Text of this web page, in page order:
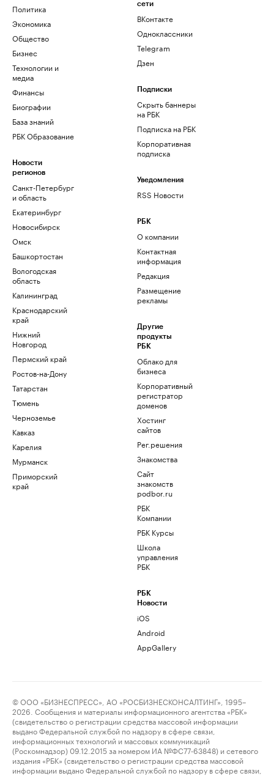
Политика
Экономика
Общество
Бизнес
Технологии и
медиа
Финансы
Биографии
База знаний
РБК Образование
Новости
регионов
Санкт-Петербург
и область
Екатеринбург
Новосибирск
Омск
Башкортостан
Вологодская
область
Калининград
Краснодарский
край
Нижний
Новгород
Пермский край
Ростов-на-Дону
Татарстан
Тюмень
Черноземье
Кавказ
Карелия
Мурманск
Приморский
край
сети
ВКонтакте
Одноклассники
Telegram
Дзен
Подписки
Скрыть баннеры
на РБК
Подписка на РБК
Корпоративная
подписка
Уведомления
RSS Новости
РБК
О компании
Контактная
информация
Редакция
Размещение
рекламы
Другие
продукты
РБК
Облако для
бизнеса
Корпоративный
регистратор
доменов
Хостинг
сайтов
Рег.решения
Знакомства
Сайт
знакомств
podbor.ru
РБК
Компании
РБК Курсы
Школа
управления
РБК
РБК
Новости
iOS
Android
AppGallery
© ООО «БИЗНЕСПРЕСС», АО «РОСБИЗНЕСКОНСАЛТИНГ», 1995–
2026. Сообщения и материалы информационного агентства «РБК»
(свидетельство о регистрации средства массовой информации
выдано Федеральной службой по надзору в сфере связи,
информационных технологий и массовых коммуникаций
(Роскомнадзор) 09.12.2015 за номером ИА №ФС77-63848) и сетевого
издания «РБК» (свидетельство о регистрации средства массовой
информации выдано Федеральной службой по надзору в сфере связи,